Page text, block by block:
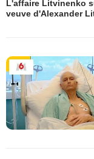
L'affaire Litvinenko
veuve d'Alexander